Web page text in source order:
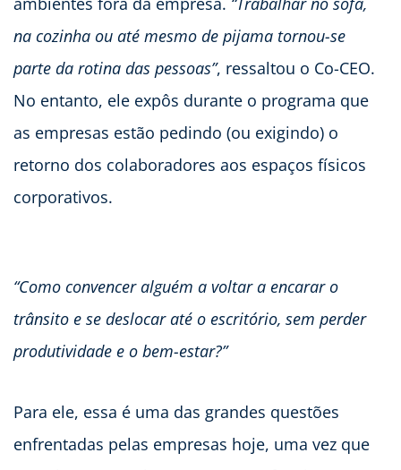
na cozinha ou até mesmo de pijama tornou-se
parte da rotina das pessoas”, ressaltou o Co-CEO.
No entanto, ele expôs durante o programa que
as empresas estão pedindo (ou exigindo) o
retorno dos colaboradores aos espaços físicos
corporativos.
“Como convencer alguém a voltar a encarar o
trânsito e se deslocar até o escritório, sem perder
produtividade e o bem-estar?”
Para ele, essa é uma das grandes questões
enfrentadas pelas empresas hoje, uma vez que